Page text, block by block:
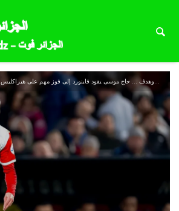
بتمريرة حاسمة وهدف … حاج موسى يقود فاينورد إلى فوز مهم على هيراكليس